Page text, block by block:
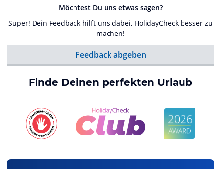
Möchtest Du uns etwas sagen?
Super! Dein Feedback hilft uns dabei, HolidayCheck besser zu
machen!
Feedback abgeben
Finde Deinen perfekten Urlaub